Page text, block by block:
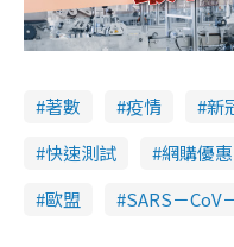
著數 疫情 新
快速測試
網購優惠
歐盟
SARS－CoV